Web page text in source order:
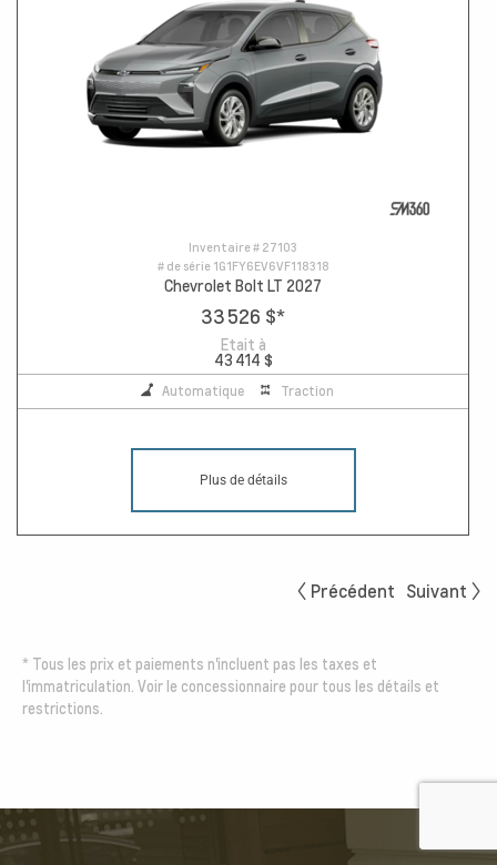
Inventaire # 27103
# de série 1G1FY6EV6VF118318
Chevrolet Bolt LT 2027
33 526 $*
Etait à
43 414 $
Automatique Traction
Plus de détails
Précédent Suivant
* Tous les prix et paiements n'incluent pas les taxes et
l'immatriculation. Voir le concessionnaire pour tous les détails et
restrictions.